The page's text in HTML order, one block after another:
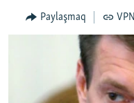
qaytmaq
MEDENİYET
İNSAN AQLARI
SÜRET
Paylaşmaq